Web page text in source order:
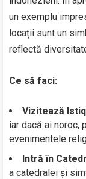
un exemplu
locații sunt un
reflectă
Ce să faci:
Vizitează
iar dacă ai noroc,
evenimentele
Intră în
a catedralei și